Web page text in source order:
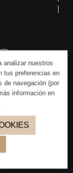
analizar nuestros
tus preferencias en
de navegación (por
información en
en: